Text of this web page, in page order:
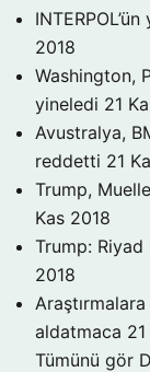
2018
Washington,
yineledi 21
Avustralya,
reddetti 21
Trump,
Kas 2018
Trump:
2018
aldatmaca
Tümünü gör